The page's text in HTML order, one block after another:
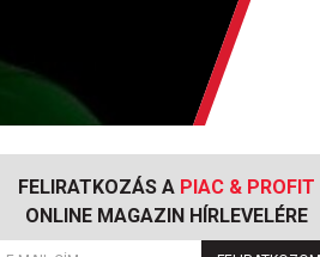
FELIRATKOZÁS A PIAC & PROFIT
ONLINE MAGAZIN HÍRLEVELÉRE